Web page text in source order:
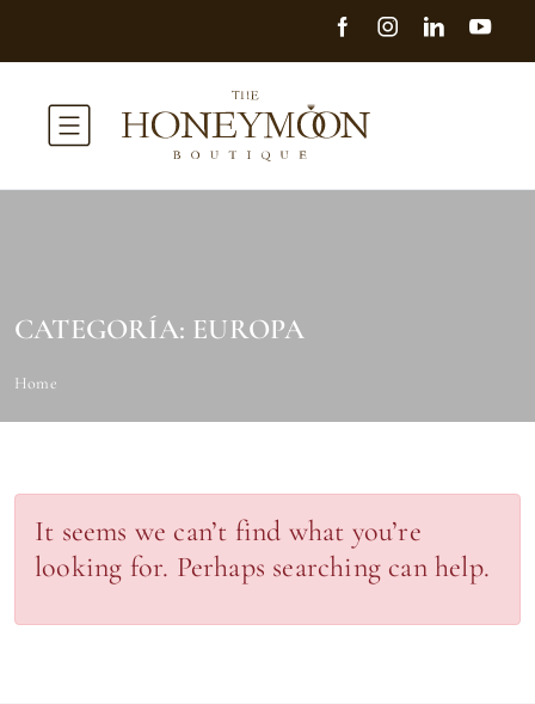
CATEGORÍA: EUROPA
Home
It seems we can’t find what you’re
looking for. Perhaps searching can help.